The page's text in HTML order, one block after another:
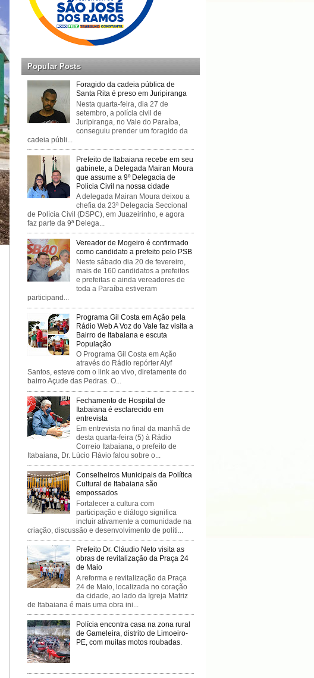
Popular Posts
Foragido da cadeia pública de
Santa Rita é preso em Juripiranga
Nesta quarta-feira, dia 27 de
setembro, a polícia civil de
Juripiranga, no Vale do Paraíba,
conseguiu prender um foragido da
cadeia públi...
Prefeito de Itabaiana recebe em seu
gabinete, a Delegada Mairan Moura
que assume a 9º Delegacia de
Policia Civil na nossa cidade
A delegada Mairan Moura deixou a
chefia da 23ª Delegacia Seccional
de Polícia Civil (DSPC), em Juazeirinho, e agora
faz parte da 9ª Delega...
Vereador de Mogeiro é confirmado
como candidato a prefeito pelo PSB
Neste sábado dia 20 de fevereiro,
mais de 160 candidatos a prefeitos
e prefeitas e ainda vereadores de
toda a Paraíba estiveram
participand...
Programa Gil Costa em Ação pela
Rádio Web A Voz do Vale faz visita a
Bairro de Itabaiana e escuta
População
O Programa Gil Costa em Ação
através do Rádio repórter Alyf
Santos, esteve com o link ao vivo, diretamente do
bairro Açude das Pedras. O...
Fechamento de Hospital de
Itabaiana é esclarecido em
entrevista
Em entrevista no final da manhã de
desta quarta-feira (5) à Rádio
Correio Itabaiana, o prefeito de
Itabaiana, Dr. Lúcio Flávio falou sobre o...
Conselheiros Municipais da Política
Cultural de Itabaiana são
empossados
Fortalecer a cultura com
participação e diálogo significa
incluir ativamente a comunidade na
criação, discussão e desenvolvimento de políti...
Prefeito Dr. Cláudio Neto visita as
obras de revitalização da Praça 24
de Maio
A reforma e revitalização da Praça
24 de Maio, localizada no coração
da cidade, ao lado da Igreja Matriz
de Itabaiana é mais uma obra ini...
Polícia encontra casa na zona rural
de Gameleira, distrito de Limoeiro-
PE, com muitas motos roubadas.